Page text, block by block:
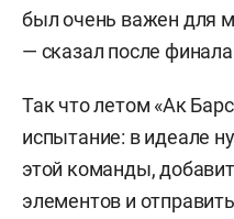
был очень важен для
— сказал после
Так что летом «Ак
испытание: в идеале
этой команды,
элементов и